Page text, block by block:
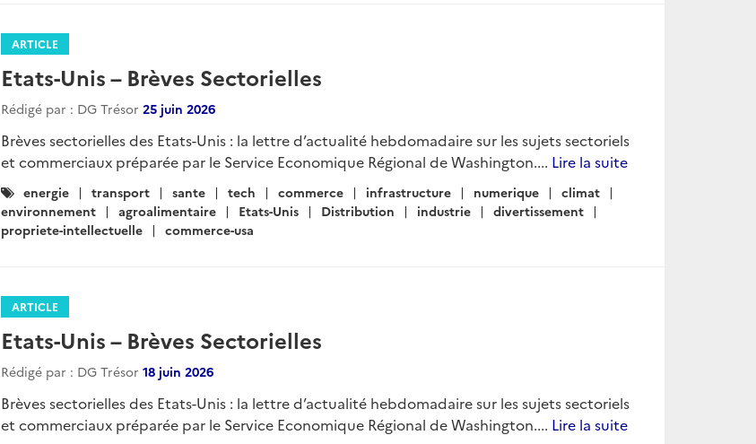
ARTICLE
Etats-Unis – Brèves Sectorielles
Rédigé par : DG Trésor 25 juin 2026
Brèves sectorielles des Etats-Unis : la lettre d’actualité hebdomadaire sur les sujets sectoriels
et commerciaux préparée par le Service Economique Régional de Washington.... Lire la suite
Catégories
:
energie transport sante tech commerce infrastructure numerique
climat
environnement
agroalimentaire Etats-Unis Distribution industrie
divertissement
propriete-intellectuelle
commerce-usa
ARTICLE
Etats-Unis – Brèves Sectorielles
Rédigé par : DG Trésor 18 juin 2026
Brèves sectorielles des Etats-Unis : la lettre d’actualité hebdomadaire sur les sujets sectoriels
et commerciaux préparée par le Service Economique Régional de Washington.... Lire la suite